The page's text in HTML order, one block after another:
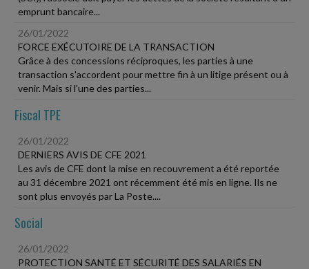
emprunt bancaire...
26/01/2022
FORCE EXÉCUTOIRE DE LA TRANSACTION
Grâce à des concessions réciproques, les parties à une
transaction s'accordent pour mettre fin à un litige présent ou à
venir. Mais si l'une des parties...
Fiscal TPE
26/01/2022
DERNIERS AVIS DE CFE 2021
Les avis de CFE dont la mise en recouvrement a été reportée
au 31 décembre 2021 ont récemment été mis en ligne. Ils ne
sont plus envoyés par La Poste....
Social
26/01/2022
PROTECTION SANTÉ ET SÉCURITÉ DES SALARIÉS EN